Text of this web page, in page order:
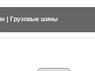
Грузовые шины